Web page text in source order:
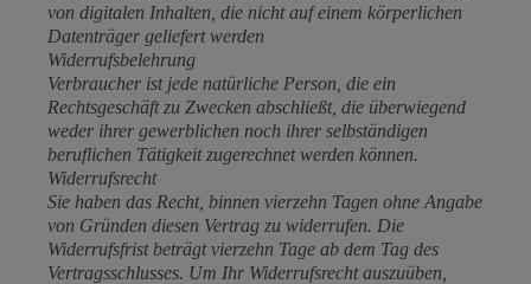
von digitalen Inhalten, die nicht auf einem körperlichen
Datenträger geliefert werden
Widerrufsbelehrung
Verbraucher ist jede natürliche Person, die ein
Rechtsgeschäft zu Zwecken abschließt, die überwiegend
weder ihrer gewerblichen noch ihrer selbständigen
beruflichen Tätigkeit zugerechnet werden können.
Widerrufsrecht
Sie haben das Recht, binnen vierzehn Tagen ohne Angabe
von Gründen diesen Vertrag zu widerrufen. Die
Widerrufsfrist beträgt vierzehn Tage ab dem Tag des
Vertragsschlusses. Um Ihr Widerrufsrecht auszuüben,